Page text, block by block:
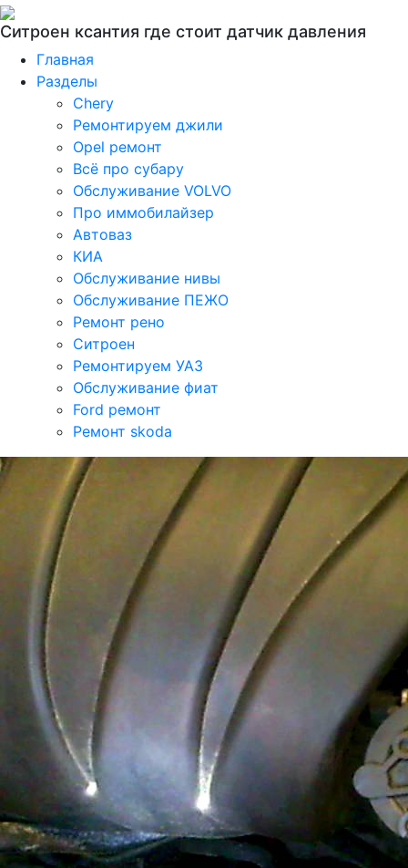
Ситроен ксантия где стоит датчик давления
Главная
Разделы
Chery
Ремонтируем джили
Opel ремонт
Всё про субару
Обслуживание VOLVO
Про иммобилайзер
Автоваз
КИА
Обслуживание нивы
Обслуживание ПЕЖО
Ремонт рено
Ситроен
Ремонтируем УАЗ
Обслуживание фиат
Ford ремонт
Ремонт skoda